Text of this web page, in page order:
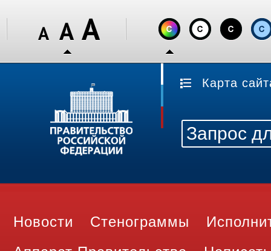
Карта
Новости Стенограммы